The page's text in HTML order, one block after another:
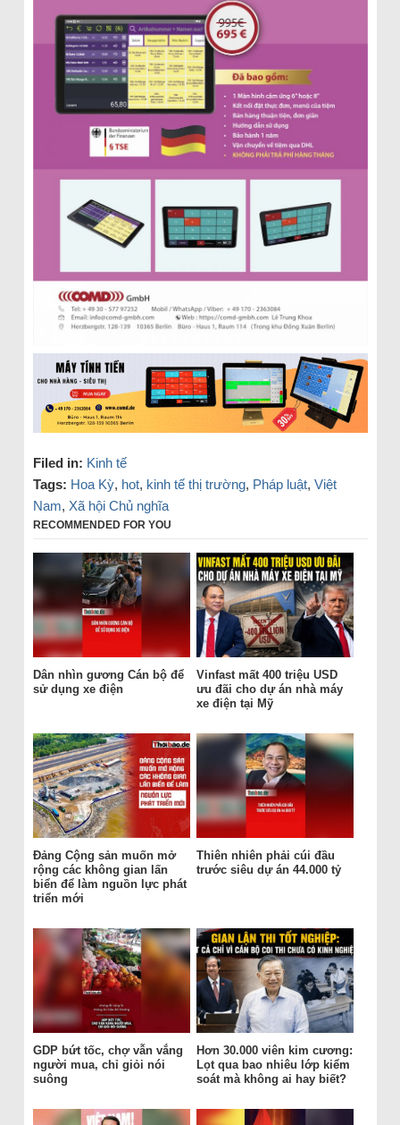
Filed in: Kinh tế
Tags: Hoa Kỳ, hot, kinh tế thị trường, Pháp luật, Việt
Nam, Xã hội Chủ nghĩa
RECOMMENDED FOR YOU
Dân nhìn gương Cán bộ để
sử dụng xe điện
Vinfast mất 400 triệu USD
ưu đãi cho dự án nhà máy
xe điện tại Mỹ
Đảng Cộng sản muốn mở
rộng các không gian lấn
biển để làm nguồn lực phát
triển mới
Thiên nhiên phải cúi đầu
trước siêu dự án 44.000 tỷ
GDP bứt tốc, chợ vẫn vắng
người mua, chỉ giỏi nói
suông
Hơn 30.000 viên kim cương:
Lọt qua bao nhiêu lớp kiểm
soát mà không ai hay biết?